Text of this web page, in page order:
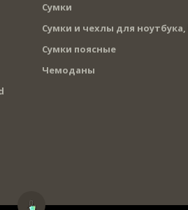
Сумки
Сумки и чехлы для ноутбука,
Сумки поясные
Чемоданы